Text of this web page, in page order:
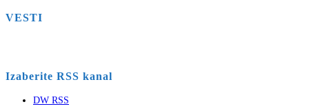
VESTI
Izaberite RSS kanal
DW RSS